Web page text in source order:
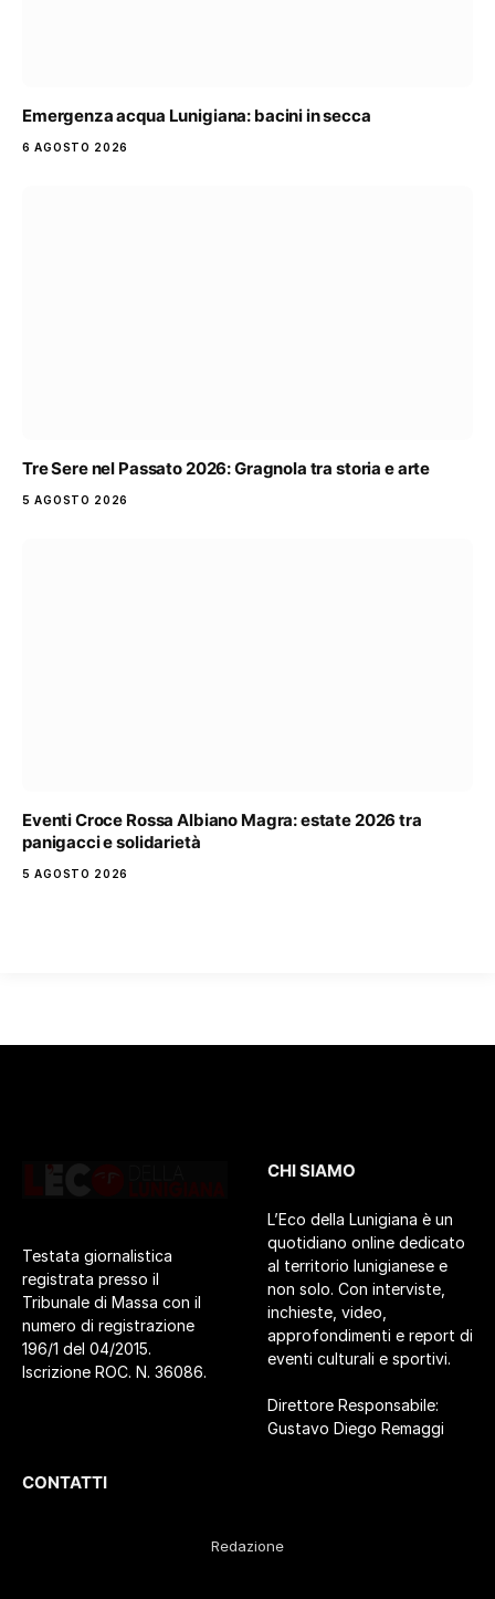
Emergenza acqua Lunigiana: bacini in secca
6 AGOSTO 2026
Tre Sere nel Passato 2026: Gragnola tra storia e arte
5 AGOSTO 2026
Eventi Croce Rossa Albiano Magra: estate 2026 tra
panigacci e solidarietà
5 AGOSTO 2026
Testata giornalistica
registrata presso il
Tribunale di Massa con il
numero di registrazione
196/1 del 04/2015.
Iscrizione ROC. N. 36086.
CHI SIAMO
L’Eco della Lunigiana è un
quotidiano online dedicato
al territorio lunigianese e
non solo. Con interviste,
inchieste, video,
approfondimenti e report di
eventi culturali e sportivi.
Direttore Responsabile:
Gustavo Diego Remaggi
CONTATTI
Redazione